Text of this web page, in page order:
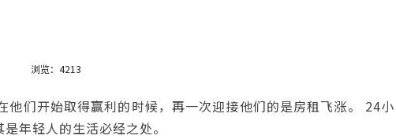
浏览：4213
们开始取得赢利的时候，再一次迎接他们的是房租飞涨。 24小
年轻人的生活必经之处。